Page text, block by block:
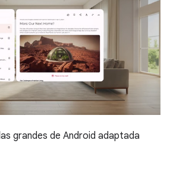
grandes de Android adaptada